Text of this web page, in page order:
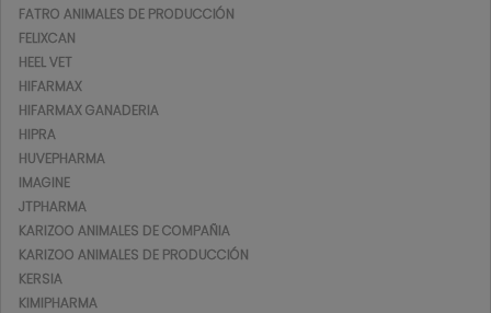
FATRO ANIMALES DE PRODUCCIÓN
FELIXCAN
HEEL VET
HIFARMAX
HIFARMAX GANADERIA
HIPRA
HUVEPHARMA
IMAGINE
JTPHARMA
KARIZOO ANIMALES DE COMPAÑIA
KARIZOO ANIMALES DE PRODUCCIÓN
KERSIA
KIMIPHARMA